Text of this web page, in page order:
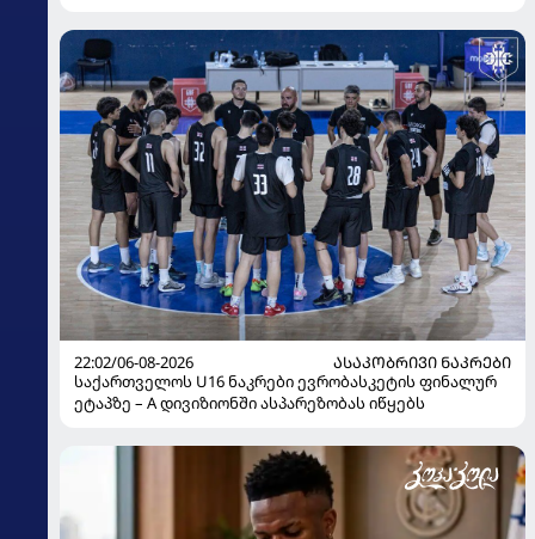
22:02/06-08-2026
ᲐᲡᲐᲙᲝᲑᲠᲘᲕᲘ ᲜᲐᲙᲠᲔᲑᲘ
საქართველოს U16 ნაკრები ევრობასკეტის ფინალურ
ეტაპზე – A დივიზიონში ასპარეზობას იწყებს